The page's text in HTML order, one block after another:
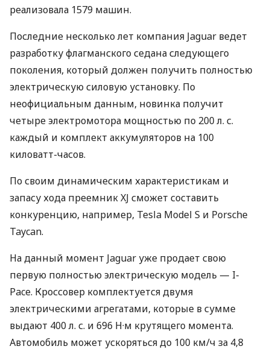
реализовала 1579 машин.
Последние несколько лет компания Jaguar ведет
разработку флагманского седана следующего
поколения, который должен получить полностью
электрическую силовую установку. По
неофициальным данным, новинка получит
четыре электромотора мощностью по 200 л. с.
каждый и комплект аккумуляторов на 100
киловатт-часов.
По своим динамическим характеристикам и
запасу хода преемник XJ сможет составить
конкуренцию, например, Tesla Model S и Porsche
Taycan.
На данный момент Jaguar уже продает свою
первую полностью электрическую модель — I-
Pace. Кроссовер комплектуется двумя
электрическими агрегатами, которые в сумме
выдают 400 л. с. и 696 Н·м крутящего момента.
Автомобиль может ускоряться до 100 км/ч за 4,8